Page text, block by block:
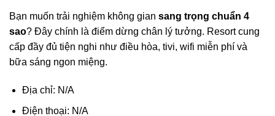
Bạn muốn trải nghiệm không gian sang trọng chuẩn 4
sao? Đây chính là điểm dừng chân lý tưởng. Resort cung
cấp đầy đủ tiện nghi như điều hòa, tivi, wifi miễn phí và
bữa sáng ngon miệng.
Địa chỉ: N/A
Điện thoại: N/A